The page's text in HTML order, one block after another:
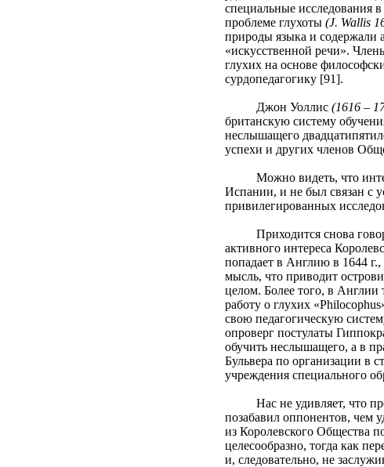
специальные исследования
проблеме глухоты (J. Wallis
природы языка и содержали
«искусственной речи».
глухих на основе
сурдопедагогику [91].
Джон Уоллис (1616 –
британскую систему
неслышащего
успехи и других членов
Можно видеть, что
Испании, и не был связан с
привилегированных
Приходится снова
активного интереса
попадает в Англию в 1644 г.,
мысль, что приводит
целом. Более того, в Англии
работу о глухих
свою педагогическую
опроверг постулаты
обучить неслышащего, а в
Бульвера по организации в
учреждения специального
Нас не удивляет, что
позабавил оппонентов, чем
из Королевского Общества
целесообразно, тогда как
и, следовательно, не